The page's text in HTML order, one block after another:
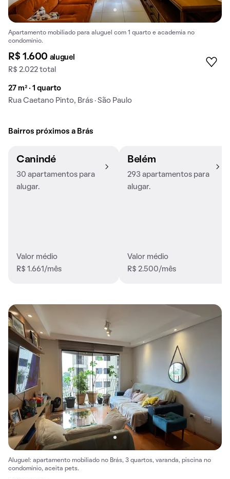
Apartamento mobiliado para aluguel com 1 quarto e academia no
condomínio.
R$ 1.600 aluguel
R$ 2.022 total
27 m² · 1 quarto
Rua Caetano Pinto, Brás · São Paulo
Bairros próximos a Brás
Canindé
30 apartamentos para
alugar.
Valor médio
R$ 1.661/mês
Belém
293 apartamentos para
alugar.
Valor médio
R$ 2.500/mês
Aluguel: apartamento mobiliado no Brás, 3 quartos, varanda, piscina no
condomínio, aceita pets.